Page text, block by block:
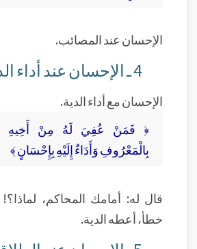
الإحسان عند المصائب.
4 ـ الإحسان عند أداء الدية:
الإحسان مع أداء الدية.
﴿ فَمَنْ عُفِيَ لَهُ مِنْ أَخِيهِ
بِالْمَعْرُوفِ وَأَدَاءٌ إِلَيْهِ بِإِحْسَانٍ ﴾
قال له: أمامك المحاكم،
خطأ، أعطه الدية.